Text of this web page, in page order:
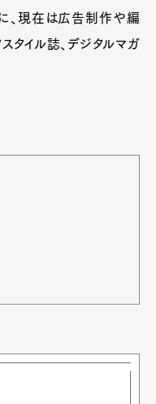
、現在は広告制作や編
タイル誌、デジタルマガ